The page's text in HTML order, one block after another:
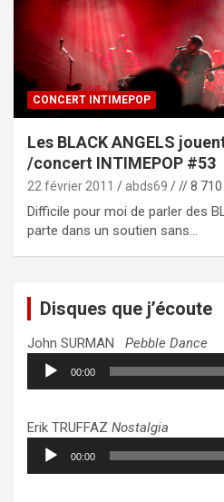
CONCERT INTIMEPOP
Les BLACK ANGELS
/concert INTIMEPOP #53
22 février 2011 abds69 // 8 710
Difficile pour moi de parler des
parte dans un soutien sans…
Disques que j’écoute
John SURMAN Pebble Dance
Lecteur
audio
00:00
Erik TRUFFAZ Nostalgia
Lecteur
audio
00:00